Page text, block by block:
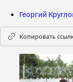
Георгий
Копировать